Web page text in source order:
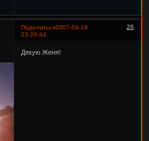
Поделиться 26
2007-04-19
23:26:44
Дякую Женя!